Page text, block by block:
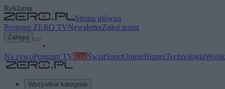
Reklama
Strona główna
Program ZERO TVNewsletterZgłoś temat
Zaloguj
Na żywoProgram TVKrajŚwiatSportOpinieBiznesTechnologia
Wszystkie kategorie